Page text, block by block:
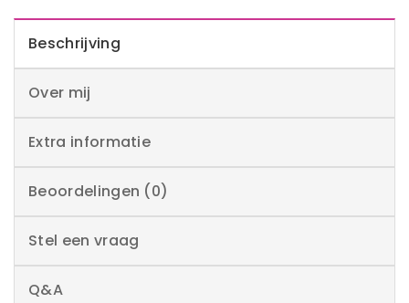
Beschrijving
Over mij
Extra informatie
Beoordelingen (0)
Stel een vraag
Q&A